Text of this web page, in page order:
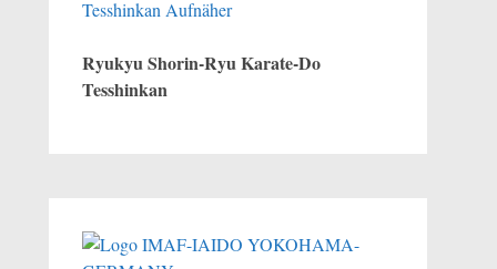
Ryukyu Shorin-Ryu Karate-Do
Tesshinkan